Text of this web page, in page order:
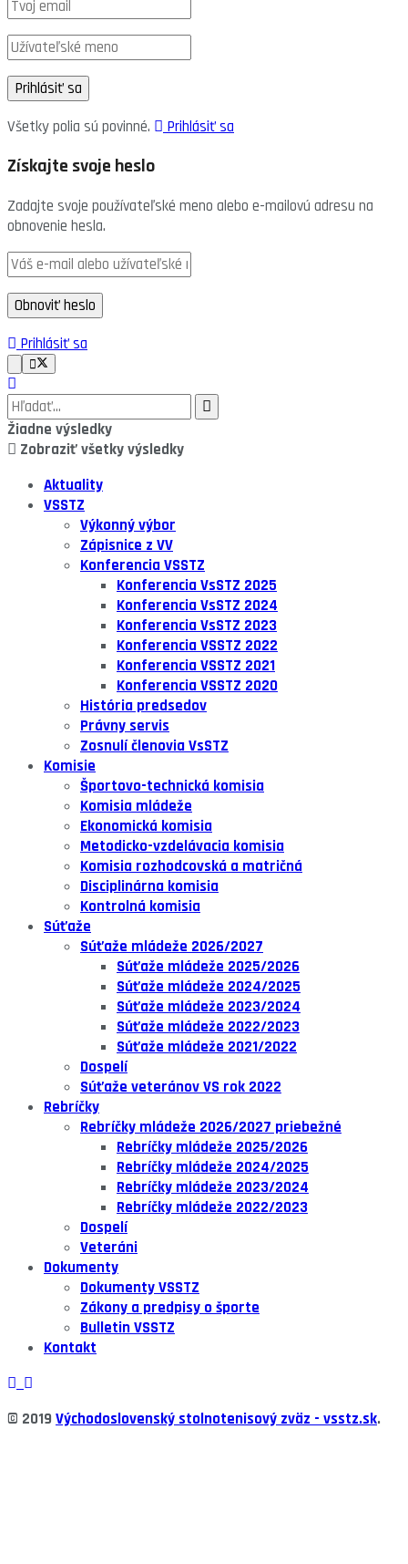
Všetky polia sú povinné. Prihlásiť sa
Získajte svoje heslo
Zadajte svoje používateľské meno alebo e-mailovú adresu na
obnovenie hesla.
Prihlásiť sa
Žiadne výsledky
Zobraziť všetky výsledky
Aktuality
VSSTZ
Výkonný výbor
Zápisnice z VV
Konferencia VSSTZ
Konferencia VsSTZ 2025
Konferencia VsSTZ 2024
Konferencia VsSTZ 2023
Konferencia VSSTZ 2022
Konferencia VSSTZ 2021
Konferencia VSSTZ 2020
História predsedov
Právny servis
Zosnulí členovia VsSTZ
Komisie
Športovo-technická komisia
Komisia mládeže
Ekonomická komisia
Metodicko-vzdelávacia komisia
Komisia rozhodcovská a matričná
Disciplinárna komisia
Kontrolná komisia
Súťaže
Súťaže mládeže 2026/2027
Súťaže mládeže 2025/2026
Súťaže mládeže 2024/2025
Súťaže mládeže 2023/2024
Súťaže mládeže 2022/2023
Súťaže mládeže 2021/2022
Dospelí
Súťaže veteránov VS rok 2022
Rebríčky
Rebríčky mládeže 2026/2027 priebežné
Rebríčky mládeže 2025/2026
Rebríčky mládeže 2024/2025
Rebríčky mládeže 2023/2024
Rebríčky mládeže 2022/2023
Dospelí
Veteráni
Dokumenty
Dokumenty VSSTZ
Zákony a predpisy o športe
Bulletin VSSTZ
Kontakt
© 2019 Východoslovenský stolnotenisový zväz - vsstz.sk.